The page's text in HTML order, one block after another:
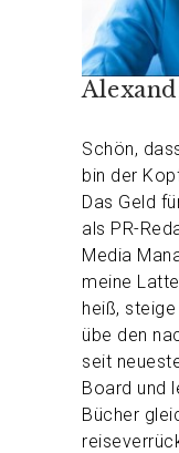
Schön,
bin der
Das Geld
als PR-
Media
meine
heiß,
übe den
seit
Board und
Bücher